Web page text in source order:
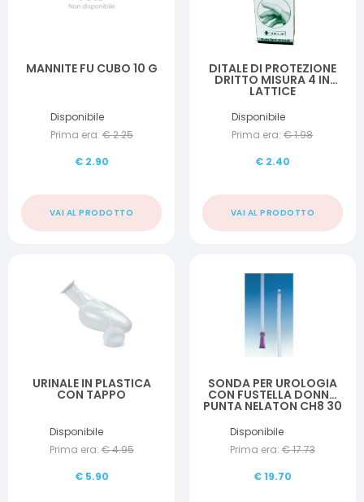
MANNITE FU CUBO 10 G
Disponibile
Prima era: €2.25
€ 2.90
VAI AL PRODOTTO
DITALE DI PROTEZIONE
DRITTO MISURA 4 IN
LATTICE
Disponibile
Prima era: €1.98
€ 2.40
VAI AL PRODOTTO
URINALE IN PLASTICA
CON TAPPO
Disponibile
Prima era: €4.95
€ 5.90
SONDA PER UROLOGIA
CON FUSTELLA DONNA
PUNTA NELATON CH8 30
Disponibile
Prima era: €17.73
€19.70